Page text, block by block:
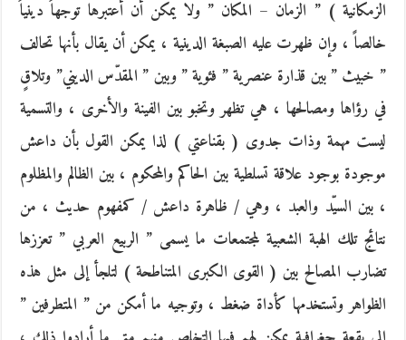
الزمكانية ) ” الزمان – المكان ” ولا يمكن أن أعتبرها توجهاً دينياً
خالصاً ، وإن ظهرت عليه الصبغة الدينية ، يمكن أن يقال بأنها تحالف
” خبيث ” بين قذارة عنصرية ” فئوية ” وبين ” المقدّس الديني” وتلاقٍ
في رؤاها ومصالحها ، هي تظهر وتخبو بين الفينة والأخرى ، والتسمية
ليست مهمة وذات جدوى ( بقناعتي ) لذا يمكن القول بأن داعش
موجودة بوجود علاقة تسلطية بين الحاكم والمحكوم ، بين الظالم والمظلوم
، بين السيّد والعبد ، وهي / ظاهرة داعش / كمفهوم حديث ، من
نتائج تلك الهبة الشعبية لمجتمعات ما يسمى ” الربيع العربي ” تعززها
تضارب المصالح بين ( القوى الكبرى المتناطحة ) لتلجأ إلى مثل هذه
الظواهر وتستخدمها كأداة ضغط ، وتوجيه ما أمكن من ” المتطرفين ”